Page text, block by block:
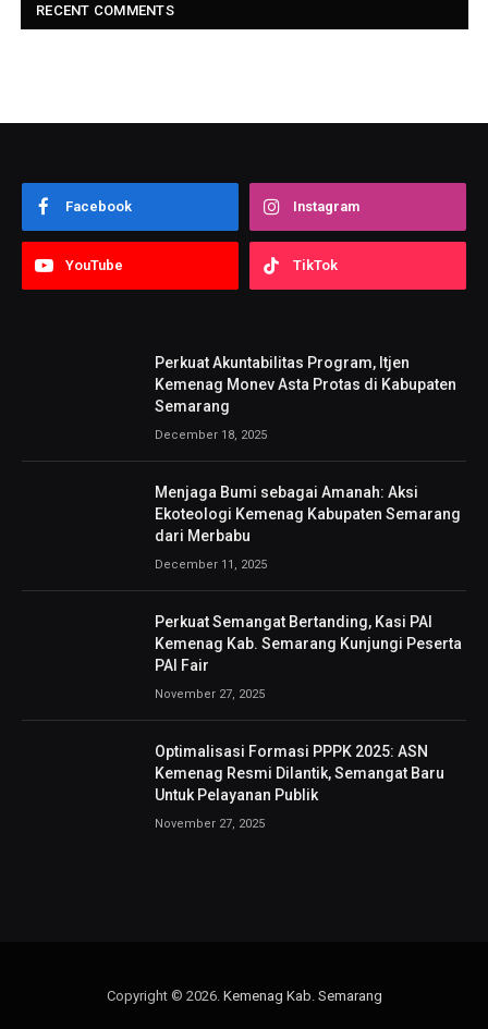
RECENT COMMENTS
Facebook Instagram
YouTube TikTok
Perkuat Akuntabilitas Program, Itjen
Kemenag Monev Asta Protas di Kabupaten
Semarang
December 18, 2025
Menjaga Bumi sebagai Amanah: Aksi
Ekoteologi Kemenag Kabupaten Semarang
dari Merbabu
December 11, 2025
Perkuat Semangat Bertanding, Kasi PAI
Kemenag Kab. Semarang Kunjungi Peserta
PAI Fair
November 27, 2025
Optimalisasi Formasi PPPK 2025: ASN
Kemenag Resmi Dilantik, Semangat Baru
Untuk Pelayanan Publik
November 27, 2025
Copyright © 2026. Kemenag Kab. Semarang